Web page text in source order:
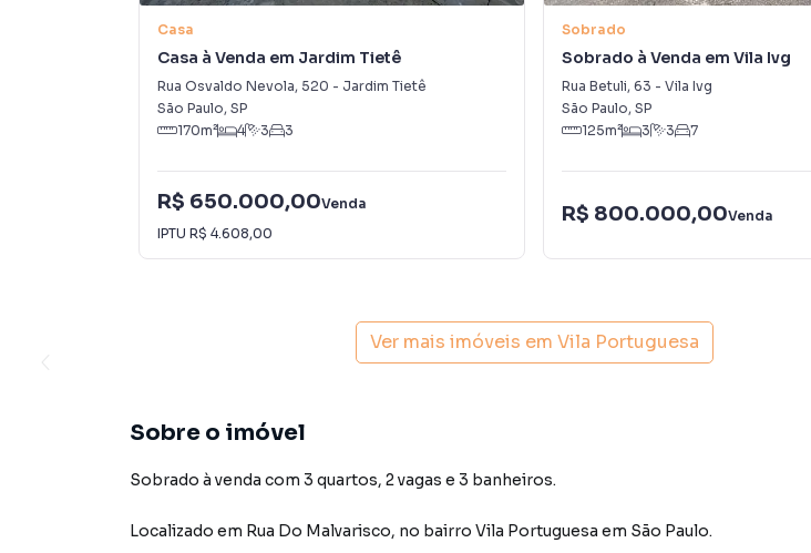
Casa
Casa à Venda em Jardim Tietê
Rua Osvaldo Nevola, 520 - Jardim Tietê
São Paulo, SP
170m² 4 3 3
R$ 650.000,00Venda
IPTU R$ 4.608,00
Sobrado
Sobrado à Venda em Vila Ivg
Rua Betuli, 63 - Vila Ivg
São Paulo, SP
125m² 3 3 7
R$ 800.000,00Venda
Ver mais imóveis em Vila Portuguesa
Sobre o imóvel
Sobrado à venda com 3 quartos, 2 vagas e 3 banheiros.
Localizado em Rua Do Malvarisco, no bairro Vila Portuguesa em São Paulo.